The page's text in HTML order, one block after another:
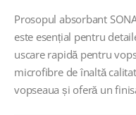
Prosopul absorbant
este esențial pentru
uscare rapidă pentru
microfibre de înaltă
vopseaua și oferă un